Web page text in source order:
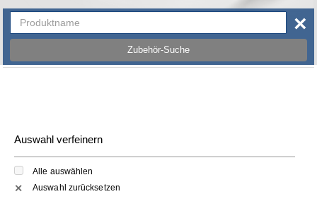
Zubehör-Suche
×
Auswahl verfeinern
Alle auswählen
✕ Auswahl zurücksetzen